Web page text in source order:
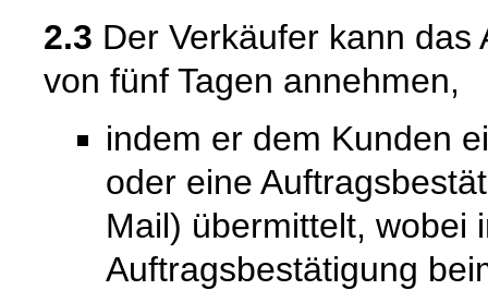
2.3 Der Verkäufer kann
von fünf Tagen annehmen,
indem er dem Kunden
oder eine
Mail) übermittelt, wobei
Auftragsbestätigung